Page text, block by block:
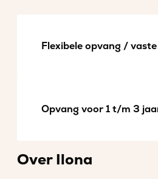
Flexibele opvang /
Opvang voor 1 t/m 3
Over Ilona